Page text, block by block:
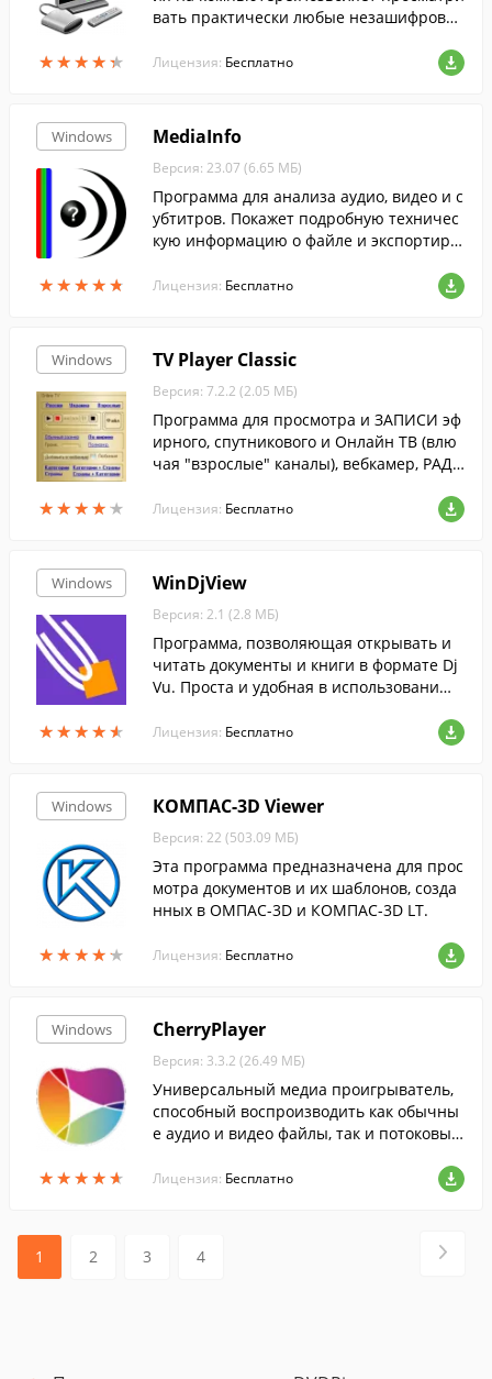
★★★★★
★★★★★
вать практически любые незашифрован
Лицензия: Бесплатно
Windows
★★★★★
★★★★★
MediaInfo
Версия: 23.07 (6.65 МБ)
Программа для анализа аудио, видео и с
убтитров. Покажет подробную техничес
кую информацию о файле и экспортиру
Лицензия: Бесплатно
Windows
★★★★★
★★★★★
TV Player Classic
Версия: 7.2.2 (2.05 МБ)
Программа для просмотра и ЗАПИСИ эф
ирного, спутникового и Онлайн ТВ (влю
чая "взрослые" каналы), вебкамер, РАДИ
маемых через ТВ и спутниковый тюнер.
Лицензия: Бесплатно
Windows
★★★★★
★★★★★
WinDjView
Версия: 2.1 (2.8 МБ)
Программа, позволяющая открывать и
читать документы и книги в формате Dj
Vu. Проста и удобная в использовани
Лицензия: Бесплатно
Windows
★★★★★
★★★★★
КОМПАС-3D Viewer
Версия: 22 (503.09 МБ)
Эта программа предназначена для прос
мотра документов и их шаблонов, созда
нных в ОМПАС-3D и КОМПАС-3D LT.
Лицензия: Бесплатно
Windows
★★★★★
★★★★★
CherryPlayer
Версия: 3.3.2 (26.49 МБ)
Универсальный медиа проигрыватель,
способный воспроизводить как обычны
е аудио и видео файлы, так и потоковые
Лицензия: Бесплатно
1 2 3 4